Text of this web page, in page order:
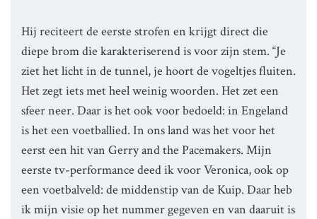
Hij reciteert de eerste strofen en krijgt direct die
diepe brom die karakteriserend is voor zijn stem. “Je
ziet het licht in de tunnel, je hoort de vogeltjes fluiten.
Het zegt iets met heel weinig woorden. Het zet een
sfeer neer. Daar is het ook voor bedoeld: in Engeland
is het een voetballied. In ons land was het voor het
eerst een hit van Gerry and the Pacemakers. Mijn
eerste tv-performance deed ik voor Veronica, ook op
een voetbalveld: de middenstip van de Kuip. Daar heb
ik mijn visie op het nummer gegeven en van daaruit is